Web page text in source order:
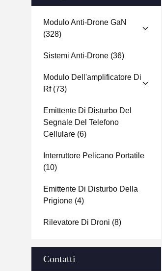
Modulo Anti-Drone GaN
(328)
Sistemi Anti-Drone (36)
Modulo Dell'amplificatore Di
Rf(73)
Emittente Di Disturbo Del
Segnale Del Telefono
Cellulare (6)
Interruttore Pelicano Portatile
(10)
Emittente Di Disturbo Della
Prigione (4)
Rilevatore Di Droni (8)
Contatti